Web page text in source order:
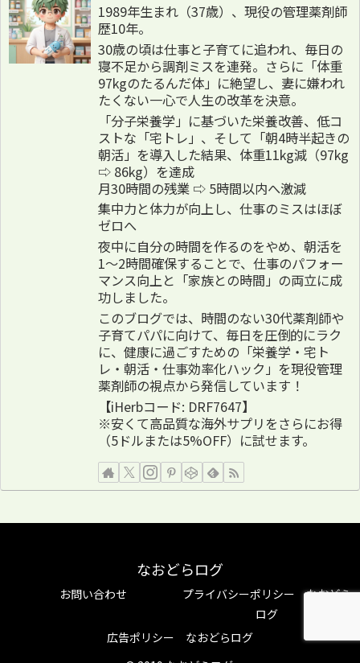
1989年生まれ（37歳）、現役の管理薬剤師
歴10年。
30歳の頃は仕事と子育てに追われ、毎日の
寝不足から調剤ミスを連発。さらに「体重
97kgのたるんだ体」に絶望し、妻に嫌われ
たくない一心で人生の改革を決意。
「分子栄養学」に基づいた栄養改善、低コ
ストな「宅トレ」、そして「朝4時半起きの
朝活」を導入した結果、体重11kg減（97kg
⇨ 86kg）を達成
月30時間の残業 ⇨ 5時間以内へ激減
集中力と体力が向上し、仕事のミスはほぼ
ゼロへ
夜中に自分の時間を作るのをやめ、朝活を
1〜2時間確保することで、仕事のパフォー
マンス向上と「家族との時間」の両立に成
功しました。
このブログでは、時間のない30代薬剤師や
子育てパパに向けて、毎日を圧倒的にラク
に、健康に過ごすための「栄養学・宅ト
レ・朝活・仕事効率化ハック」を現役管理
薬剤師の視点から発信しています！
【iHerbコード: DRF7647】
※安くて高品質な海外サプリをさらにお得
（5ドルまたは5%OFF）に試せます。
なおどらログ
お問い合わせ
プライバシーポリシー なおどら
ログ
広告ポリシー なおどらログ